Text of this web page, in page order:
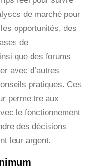
de marché pour
opportunités, des
de
que des forums
avec d’autres
pratiques. Ces
permettre aux
le fonctionnement
des décisions
leur argent.